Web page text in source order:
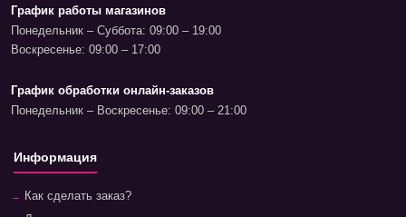
График работы магазинов
Понедельник – Суббота: 09:00 – 19:00
Воскресенье: 09:00 – 17:00
График обработки онлайн-заказов
Понедельник – Воскресенье: 09:00 – 21:00
Информация
Как сделать заказ?